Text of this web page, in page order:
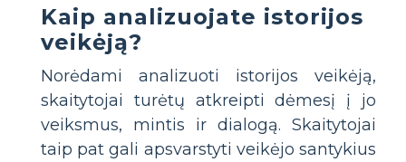
Kaip analizuojate istorijos
veikėją?
Norėdami analizuoti istorijos veikėją,
skaitytojai turėtų atkreipti dėmesį į jo
veiksmus, mintis ir dialogą. Skaitytojai
taip pat gali apsvarstyti veikėjo santykius